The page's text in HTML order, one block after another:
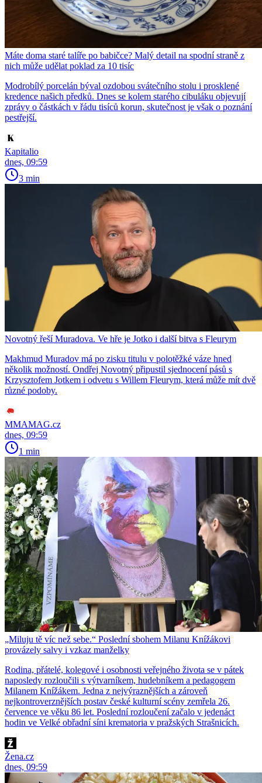
Máte doma staré talíře po babičce? Malý detail na spodní straně z
nich může udělat poklad za 10 tisíc
Modrobílý porcelán býval ozdobou svátečního stolu i prosklené
kredence našich předků. Dnes se kolem starého cibuláku objevují
zprávy o částkách v řádu tisíců korun, skutečnost je však o poznání
pestřejší.
Kapitalio
dnes, 09:59
3 min
Novotný řeší Muradova. Ve hře je Jotko i další bitva s Fleurym
Makhmud Muradov má po zisku titulu v polotěžké váze hned
několik možností. Ondřej Novotný připustil sjednocení pásů s
Krzysztofem Jotkem i odvetu s Willem Fleurym, která může mít dvě
různé podoby.
MMAMAG.cz
dnes, 09:59
1 min
„Miluju tě víc než sebe.“ Poslední sbohem Milanu Knížákovi
provázely salvy i vzkaz manželky
Rodina, přátelé, kolegové i osobnosti veřejného života se v pátek
naposledy rozloučili s výtvarníkem, hudebníkem a pedagogem
Milanem Knížákem. Jedna z nejvýraznějších a zároveň
nejkontroverznějších postav české kulturní scény zemřela 26.
července ve věku 86 let. Poslední rozloučení začalo v jedenáct
hodin ve Velké obřadní síni krematoria v pražských Strašnicích.
Žena.cz
dnes, 09:59